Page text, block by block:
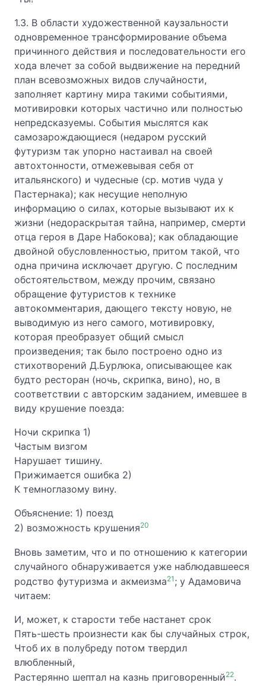
1.3. В области художественной каузальности
одновременное трансформирование объема
причинного действия и последовательности его
хода влечет за собой выдвижение на передний
план всевозможных видов случайности,
заполняет картину мира такими событиями,
мотивировки которых частично или полностью
непредсказуемы. События мыслятся как
самозарождающиеся (недаром русский
футуризм так упорно настаивал на своей
автохтонности, отмежевывая себя от
итальянского) и чудесные (ср. мотив чуда у
Пастернака); как несущие неполную
информацию о силах, которые вызывают их к
жизни (недораскрытая тайна, например, смерти
отца героя в Даре Набокова); как обладающие
двойной обусловленностью, притом такой, что
одна причина исключает другую. С последним
обстоятельством, между прочим, связано
обращение футуристов к технике
автокомментария, дающего тексту новую, не
выводимую из него самого, мотивировку,
которая преобразует общий смысл
произведения; так было построено одно из
стихотворений Д.Бурлюка, описывающее как
будто ресторан (ночь, скрипка, вино), но, в
соответствии с авторским заданием, имевшее в
виду крушение поезда:
Ночи скрипка 1)
Частым визгом
Нарушает тишину.
Прижимается ошибка 2)
К темноглазому вину.
Объяснение: 1) поезд
2) возможность крушения20
Вновь заметим, что и по отношению к категории
случайного обнаруживается уже наблюдавшееся
родство футуризма и акмеизма21 ; у Адамовича
читаем:
И, может, к старости тебе настанет срок
Пять-шесть произнести как бы случайных строк,
Чтоб их в полубреду потом твердил
влюбленный,
Растерянно шептал на казнь приговоренный22.